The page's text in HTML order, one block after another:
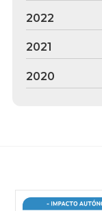
2022
2021
2020